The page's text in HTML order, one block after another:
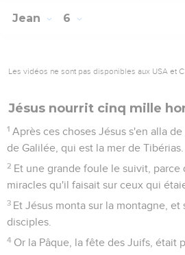
Jean 6
Les vidéos ne sont pas disponibles aux USA et C
Jésus nourrit cinq mille
1 Après ces choses Jésus s'en alla
de Galilée, qui est la mer de Tibérias.
2 Et une grande foule le suivit, parce
miracles qu'il faisait sur ceux qui
3 Et Jésus monta sur la montagne, et
disciples.
4 Or la Pâque, la fête des Juifs, était